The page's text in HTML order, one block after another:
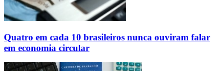
Quatro em cada 10 brasileiros nunca ouviram falar
em economia circular